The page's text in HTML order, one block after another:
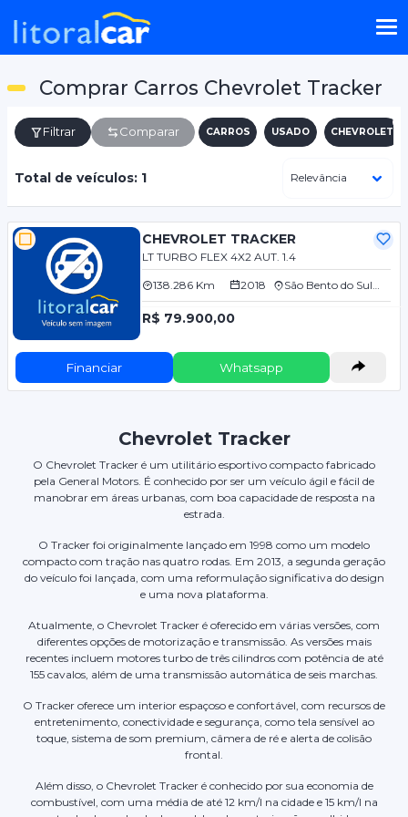
Comprar Carros Chevrolet Tracker
Filtrar Comparar CARROS USADO CHEVROLET
Total de veículos: 1
CHEVROLET TRACKER
LT TURBO FLEX 4X2 AUT. 1.4
138.286 Km 2018 São Bento do Sul/SC
R$ 79.900,00
Financiar Whatsapp
Chevrolet Tracker
O Chevrolet Tracker é um utilitário esportivo compacto fabricado
pela General Motors. É conhecido por ser um veículo ágil e fácil de
manobrar em áreas urbanas, com boa capacidade de resposta na
estrada.
O Tracker foi originalmente lançado em 1998 como um modelo
compacto com tração nas quatro rodas. Em 2013, a segunda geração
do veículo foi lançada, com uma reformulação significativa do design
e uma nova plataforma.
Atualmente, o Chevrolet Tracker é oferecido em várias versões, com
diferentes opções de motorização e transmissão. As versões mais
recentes incluem motores turbo de três cilindros com potência de até
155 cavalos, além de uma transmissão automática de seis marchas.
O Tracker oferece um interior espaçoso e confortável, com recursos de
entretenimento, conectividade e segurança, como tela sensível ao
toque, sistema de som premium, câmera de ré e alerta de colisão
frontal.
Além disso, o Chevrolet Tracker é conhecido por sua economia de
combustível, com uma média de até 12 km/l na cidade e 15 km/l na